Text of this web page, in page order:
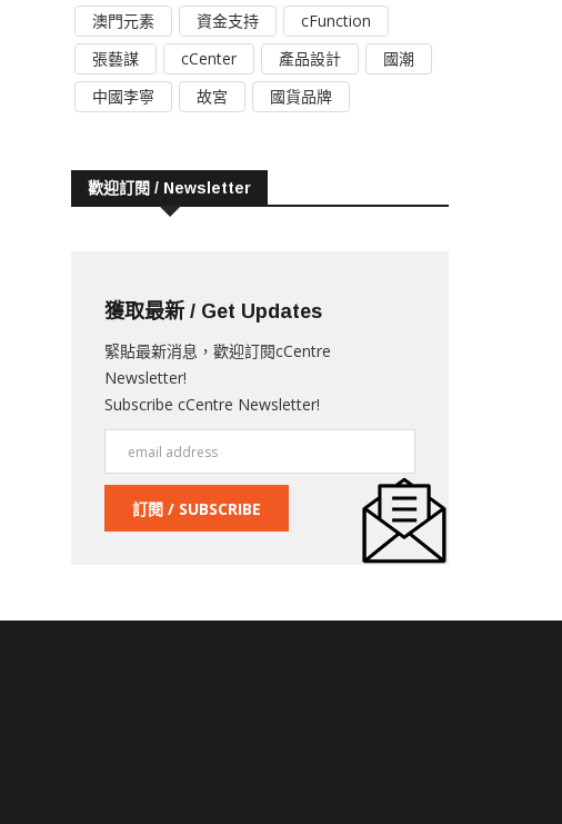
澳門元素
資金支持
cFunction
張藝謀
cCenter 產品設計
國潮
中國李寧
故宮 國貨品牌
歡迎訂閱 / Newsletter
獲取最新 / Get Updates
緊貼最新消息，歡迎訂閱cCentre
Newsletter!
Subscribe cCentre Newsletter!